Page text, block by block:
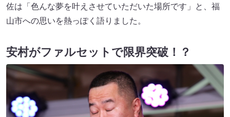
佐は「色んな夢を叶えさせていただいた場所です」と、福
山市への思いを熱っぽく語りました。
安村がファルセットで限界突破！？